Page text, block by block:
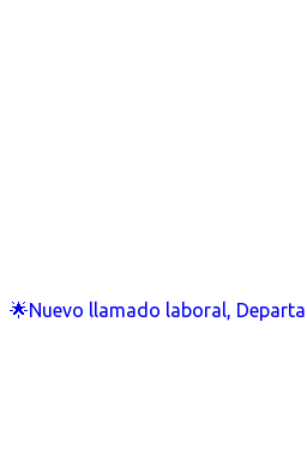
🌟Nuevo llamado laboral,